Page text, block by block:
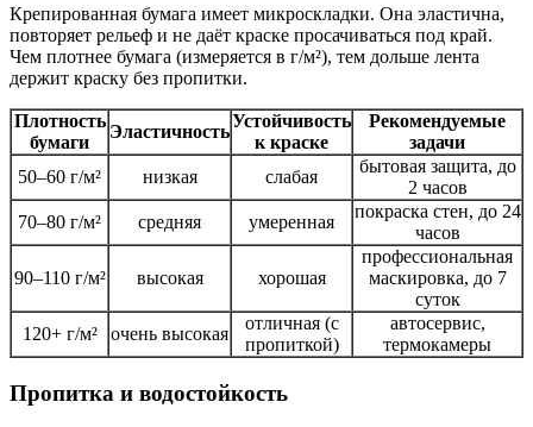
Крепированная бумага имеет микроскладки. Она эластична,
повторяет рельеф и не даёт краске просачиваться под край.
Чем плотнее бумага (измеряется в г/м²), тем дольше лента
держит краску без пропитки.
Плотность
бумаги
Эластичность
Устойчивость
к краске
Рекомендуемые
задачи
50–60 г/м²
низкая слабая
бытовая защита, до
2 часов
70–80 г/м²
средняя умеренная
покраска стен, до 24
часов
90–110 г/м² высокая хорошая
профессиональная
маскировка, до 7
суток
120+ г/м²
очень высокая
отличная (с
пропиткой)
автосервис,
термокамеры
Пропитка и водостойкость